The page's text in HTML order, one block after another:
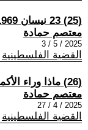
(25) 23 نيسان 1969 - 23 نيسان 2025
معتصم حمادة
2025 / 5 / 3
القضية الفلسطينية
(26) ماذا وراء الأكمة؟! ...
معتصم حمادة
2025 / 4 / 27
القضية الفلسطينية